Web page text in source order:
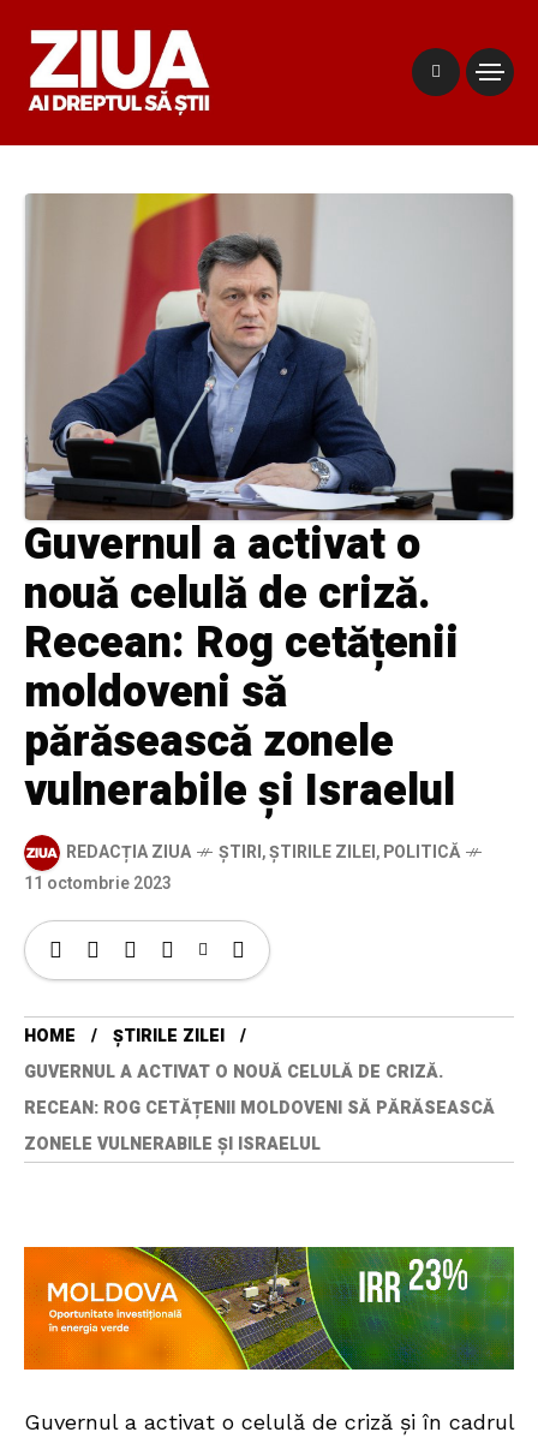
Guvernul a activat o
nouă celulă de criză.
Recean: Rog cetățenii
moldoveni să
părăsească zonele
vulnerabile și Israelul
REDACȚIA ZIUA ȘTIRI,ȘTIRILE ZILEI,POLITICĂ
11 octombrie 2023
HOME
ȘTIRILE ZILEI
GUVERNUL A ACTIVAT O NOUĂ CELULĂ DE CRIZĂ.
RECEAN: ROG CETĂȚENII MOLDOVENI SĂ PĂRĂSEASCĂ
ZONELE VULNERABILE ȘI ISRAELUL
Guvernul a activat o celulă de criză și în cadrul